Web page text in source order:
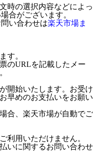
時の選択内容などによっ
合がございます。
い合わせは楽天市場ま
す。
のURLを記載したメー
開始いたします。お受け
早めのお支払いをお願い
合、楽天市場が自動でご
利用いただけません。
いに関するお問い合わせ